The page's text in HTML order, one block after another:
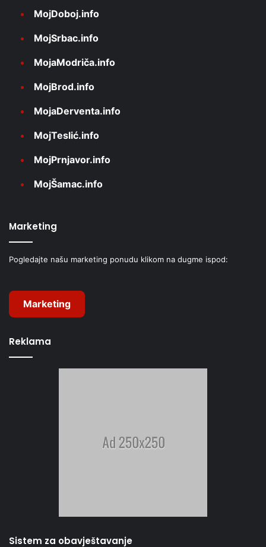
MojDoboj.info
MojSrbac.info
MojaModriča.info
MojBrod.info
MojaDerventa.info
MojTeslić.info
MojPrnjavor.info
MojŠamac.info
Marketing
Pogledajte našu marketing ponudu klikom na dugme ispod:
Marketing
Reklama
Sistem za obavještavanje